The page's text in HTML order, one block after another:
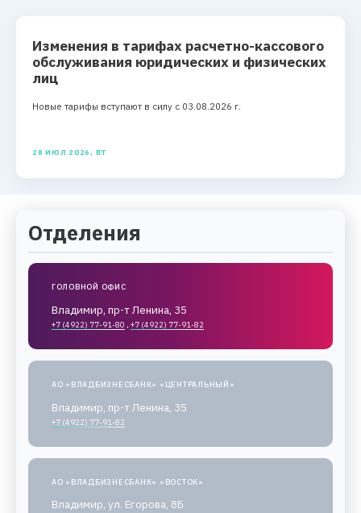
Изменения в тарифах расчетно-кассового
обслуживания юридических и физических
лиц
Новые тарифы вступают в силу с 03.08.2026 г.
28 ИЮЛ 2026, ВТ
Отделения
ГОЛОВНОЙ ОФИС
Владимир, пр-т Ленина, 35
+7 (4922) 77-91-80 , +7 (4922) 77-91-82
АО «ВЛАДБИЗНЕСБАНК» «ЦЕНТРАЛЬНЫЙ»
Владимир, пр-т Ленина, 35
+7 (4922) 77-91-82
АО «ВЛАДБИЗНЕСБАНК» «ВОСТОК»
Владимир, ул. Егорова, 8Б